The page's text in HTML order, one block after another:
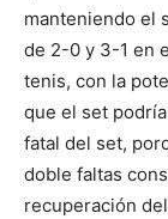
manteniendo el
de 2-0 y 3-1 en
tenis, con la
que el set
fatal del set,
doble faltas
recuperación